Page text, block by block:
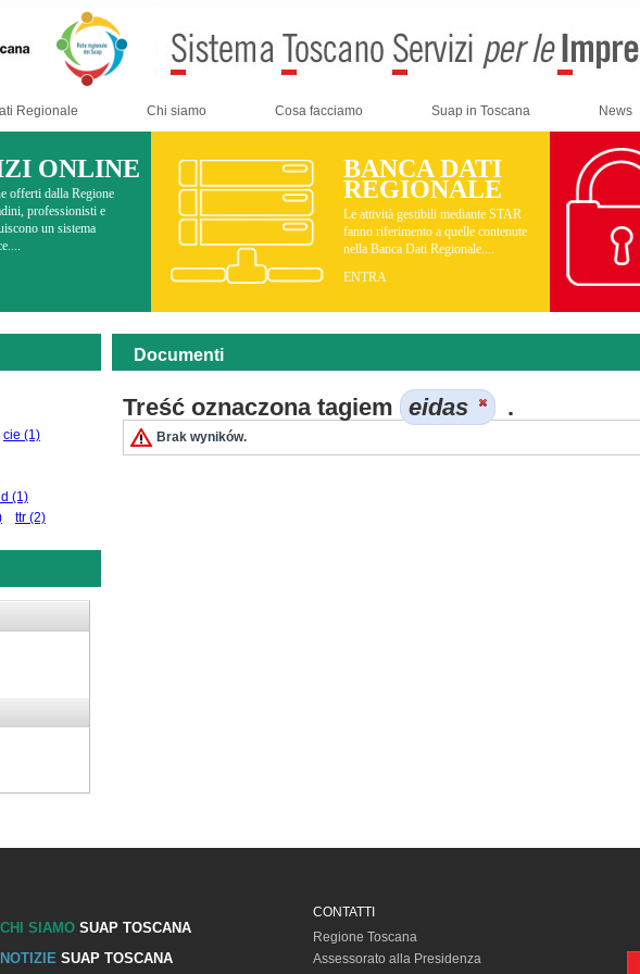
Regionale Chi siamo Cosa facciamo Suap in Toscana News
ONLINE
offerti dalla Regione
professionisti e
un sistema
BANCA DATI
REGIONALE
Le attività gestibili mediante STAR
fanno riferimento a quelle contenute
nella Banca Dati Regionale....
ENTRA
cie (1)
(1)
ttr (2)
Documenti
Treść oznaczona tagiem eidas .
Brak wyników.
CHI SIAMOSUAP TOSCANA
NOTIZIE SUAP TOSCANA
CONTATTI
Regione Toscana
Assessorato alla Presidenza